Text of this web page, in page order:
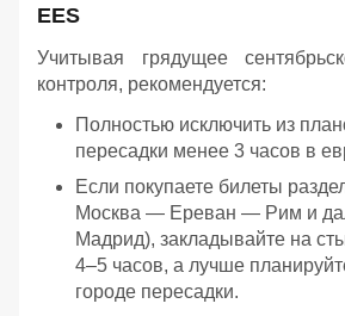
EES
Учитывая грядущее
контроля, рекомендуется:
Полностью исключить из
пересадки менее 3 часов в
Если покупаете билеты
Москва — Ереван — Рим и
Мадрид), закладывайте на
4–5 часов, а лучше
городе пересадки.